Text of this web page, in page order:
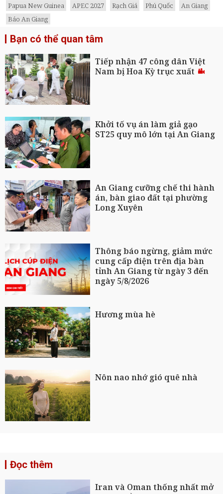
Papua New Guinea
APEC 2027 Rạch Giá Phú Quốc
An Giang
Báo An Giang
Bạn có thể quan tâm
Tiếp nhận 47 công dân Việt
Nam bị Hoa Kỳ trục xuất
Khởi tố vụ án làm giả gạo
ST25 quy mô lớn tại An Giang
An Giang cưỡng chế thi hành
án, bàn giao đất tại phường
Long Xuyên
Thông báo ngừng, giảm mức
cung cấp điện trên địa bàn
tỉnh An Giang từ ngày 3 đến
ngày 5/8/2026
Hương mùa hè
Nôn nao nhớ gió quê nhà
Đọc thêm
Iran và Oman thống nhất mở